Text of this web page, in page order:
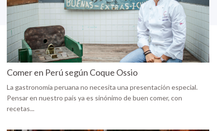
Comer en Perú según Coque Ossio
La gastronomía peruana no necesita una presentación especial.
Pensar en nuestro país ya es sinónimo de buen comer, con
recetas...